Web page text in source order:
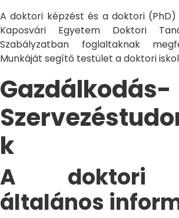
A doktori képzést és a doktori
Kaposvári Egyetem Doktori
Szabályzatban foglaltaknak
Munkáját segítő testület a doktori
k
A doktori
általános